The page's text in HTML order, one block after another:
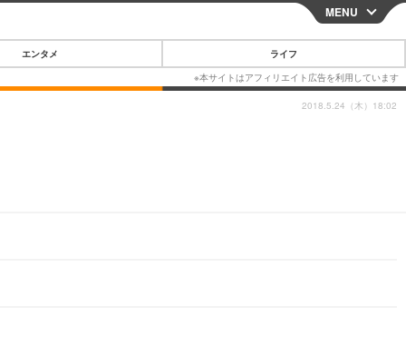
CLOSE
MENU
エンタメ ライフ
2018.5.24（木）18:02